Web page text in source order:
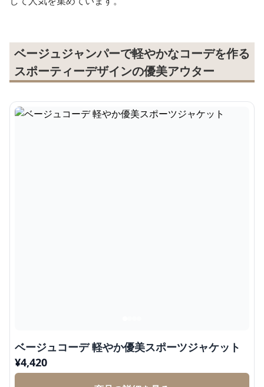
ベージュジャンパーで軽やかなコーデを作る
スポーティーデザインの優美アウター
ベージュコーデ 軽やか優美スポーツジャケット
¥4,420